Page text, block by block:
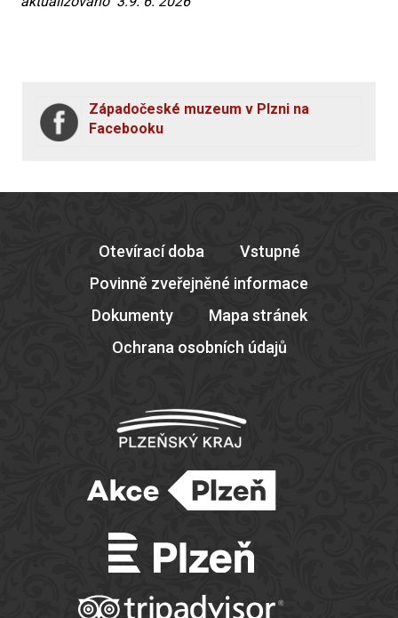
Západočeské muzeum v Plzni na
Facebooku
Otevírací doba
Vstupné
Povinně zveřejněné informace
Dokumenty
Mapa stránek
Ochrana osobních údajů